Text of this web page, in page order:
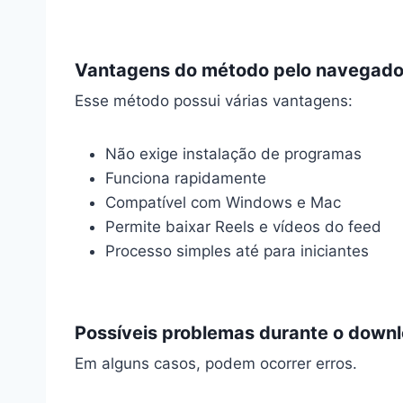
Vantagens do método pelo
Esse método possui várias vantagens:
Não exige instalação de programas
Funciona rapidamente
Compatível com Windows e Mac
Permite baixar Reels e vídeos do feed
Processo simples até para iniciantes
Possíveis problemas durante o
Em alguns casos, podem ocorrer erros.